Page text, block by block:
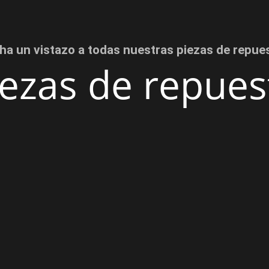
un vistazo a todas nuestras piezas de
de